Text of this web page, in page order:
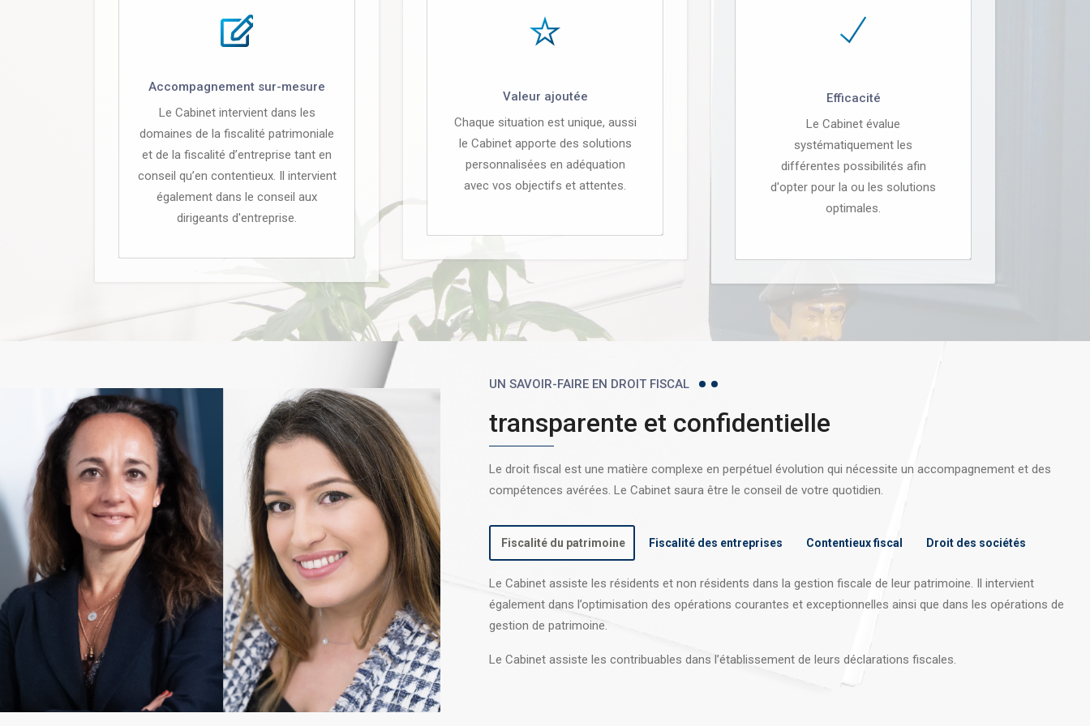
Accompagnement sur-mesure
Le Cabinet intervient dans les
domaines de la fiscalité patrimoniale
et de la fiscalité d’entreprise tant en
conseil qu’en contentieux. Il intervient
également dans le conseil aux
dirigeants d'entreprise.
Valeur ajoutée
Chaque situation est unique, aussi
le Cabinet apporte des solutions
personnalisées en adéquation
avec vos objectifs et attentes.
Efficacité
Le Cabinet évalue
systématiquement les
différentes possibilités afin
d'opter pour la ou les solutions
optimales.
UN SAVOIR-FAIRE EN DROIT FISCAL
transparente et confidentielle
Le droit fiscal est une matière complexe en perpétuel évolution qui nécessite un accompagnement et des
compétences avérées. Le Cabinet saura être le conseil de votre quotidien.
Fiscalité du patrimoine Fiscalité des entreprises Contentieux fiscal Droit des sociétés
Le Cabinet assiste les résidents et non résidents dans la gestion fiscale de leur patrimoine. Il intervient
également dans l’optimisation des opérations courantes et exceptionnelles ainsi que dans les opérations de
gestion de patrimoine.
Le Cabinet assiste les contribuables dans l’établissement de leurs déclarations fiscales.